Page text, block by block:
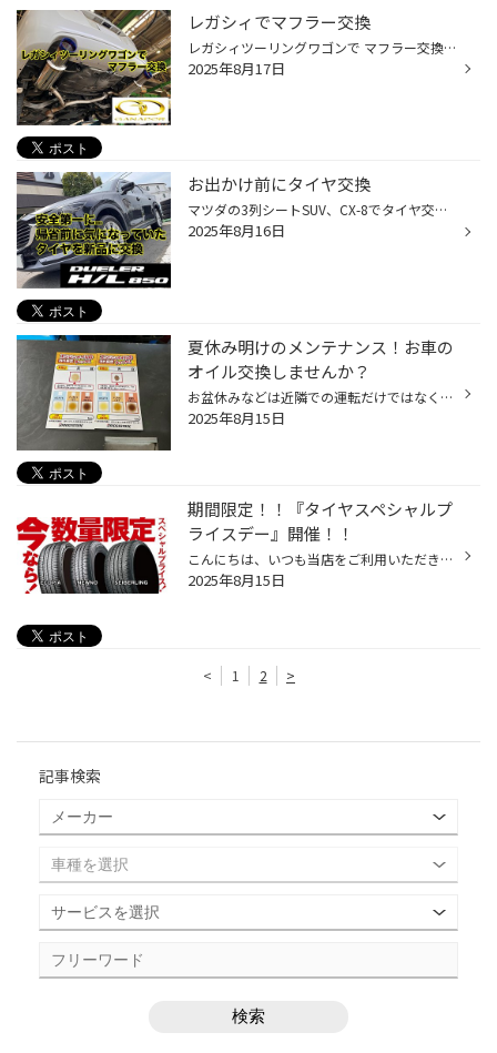
レガシィでマフラー交換
レガシィツーリングワゴンで マフラー交換です こちらは純正マフラー 交換するのはリアピースのみになります 今回装着するマフラーはこちら ガナドール CONVERT Rouge VRE-004BL 焼きの入ったブルーテールが リアビューを際立たせますね 音量は純正よりやや低音がきいて ボクサーエンジンの力強いサ...
2025年8月17日
お出かけ前にタイヤ交換
マツダの3列シートSUV、CX-8でタイヤ交換です 帰省前ということで安全を第一に検討されました 装着タイヤはこちら デューラーH/L850 225/55R19 4x4 SUV向けのベーシックオンロードタイヤです 実は交換前のタイヤは 鍵を拾っておりパンクしておりました パンクしたタイヤ以外のタイヤも経年劣化によ...
2025年8月16日
夏休み明けのメンテナンス！お車の
オイル交換しませんか？
お盆休みなどは近隣での運転だけではなく、長距離のドライブも多かったのではないでしょうか？ 長期のお出かけでお車を使用した後は、「エンジンオイル」の交換時期かもしれません。 お車のリフレッシュも兼ねて、コクピット・タイヤ館でエンジンオイル交換しませんか？ 【エンジンオイル交換しない...
2025年8月15日
期間限定！！『タイヤスペシャルプ
ライスデー』開催！！
こんにちは、いつも当店をご利用いただきましてありがとうございます。 本日より、コクピット・タイヤ館におきまして、 期間限定！ サイズ限定！！ 数量限定！！！ お得にお買い求めいただける、「タイヤスペシャルプライスデー」がスタートします！ お得なタイヤのご紹介！！ ワゴンR、N-BOX、タン...
2025年8月15日
< 1 2 >
記事検索